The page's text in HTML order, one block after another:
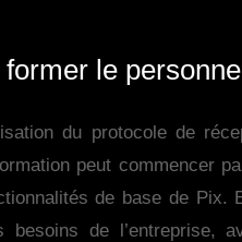
le
du protocole de
peut commencer
de base de Pix.
besoins de l’entreprise,